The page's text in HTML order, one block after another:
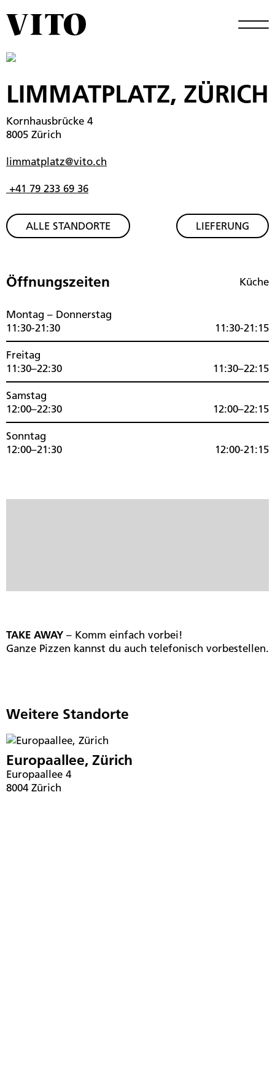
LIMMATPLATZ, ZÜRICH
Kornhausbrücke 4
8005 Zürich
limmatplatz@vito.ch
+41 79 233 69 36
ALLE STANDORTE LIEFERUNG
Öffnungszeiten Küche
Montag – Donnerstag
11:30-21:30
11:30-21:15
Freitag
11:30–22:30
11:30–22:15
Samstag
12:00–22:30
12:00–22:15
Sonntag
12:00–21:30
12:00-21:15
TAKE AWAY – Komm einfach vorbei!
Ganze Pizzen kannst du auch telefonisch vorbestellen.
Weitere Standorte
Europaallee, Zürich
Europaallee 4
8004 Zürich